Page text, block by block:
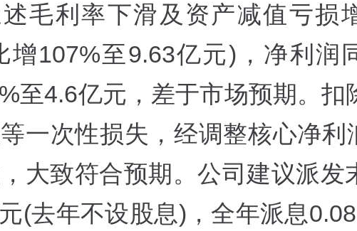
毛利率下滑及资产减值亏损
增107%至9.63亿元)，净利润
至4.6亿元，差于市场预期。扣
一次性损失，经调整核心净利
大致符合预期。公司建议派发
(去年不设股息)，全年派息